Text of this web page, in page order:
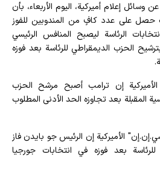
وسائل إعلام أميركية، اليوم الأربعاء، بأن
حصل على عدد كافٍ من المندوبين للفوز
الرئاسة ليصبح المنافس الرئيسي
الحزب الديمقراطي للرئاسة بعد فوزه
إن ترامب أصبح مرشح الحزب
المقبلة بعد تجاوزه الحد الأدنى المطلوب
الأميركية إن الرئيس جو بايدن فاز
بعد فوزه في انتخابات جورجيا